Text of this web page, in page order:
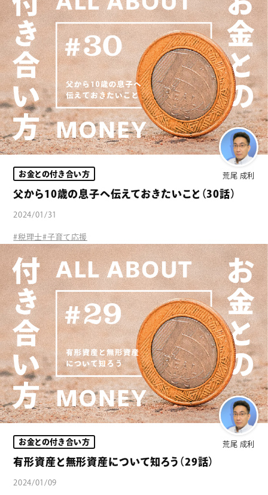
荒尾 成利
お金との付き合い方
父から10歳の息子へ伝えておきたいこと（30話）
2024/01/31
#税理士#子育て応援
荒尾 成利
お金との付き合い方
有形資産と無形資産について知ろう（29話）
2024/01/09